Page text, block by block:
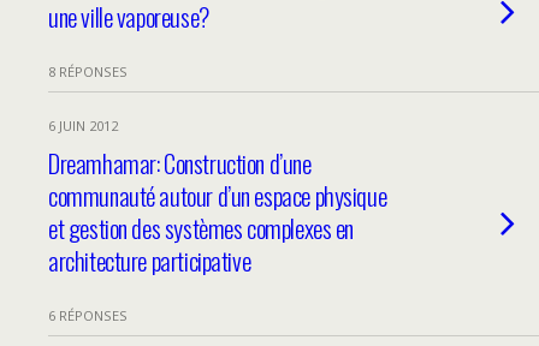
une ville vaporeuse?
8 RÉPONSES
6 JUIN 2012
Dreamhamar: Construction d’une
communauté autour d’un espace physique
et gestion des systèmes complexes en
architecture participative
6 RÉPONSES